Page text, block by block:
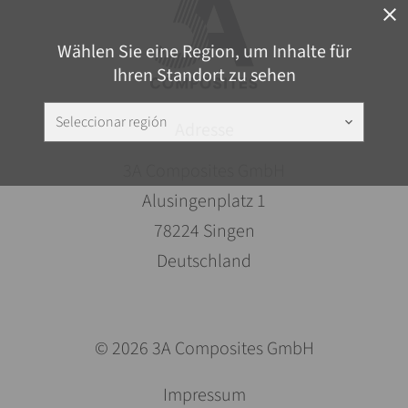
close
Wählen Sie eine Region, um Inhalte für
Ihren Standort zu sehen
Seleccionar región keyboard_arrow_down
Alusingenplatz 1
78224 Singen
Deutschland
© 2026 3A Composites GmbH
Impressum